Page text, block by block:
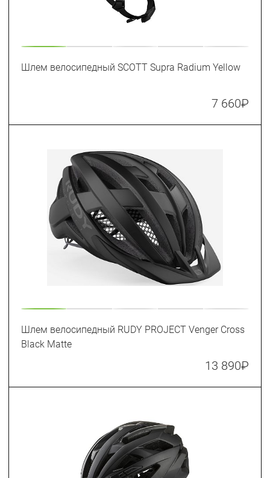
Шлем велосипедный SCOTT Supra Radium Yellow
7 660₽
Шлем велосипедный RUDY PROJECT Venger Cross
Black Matte
13 890₽